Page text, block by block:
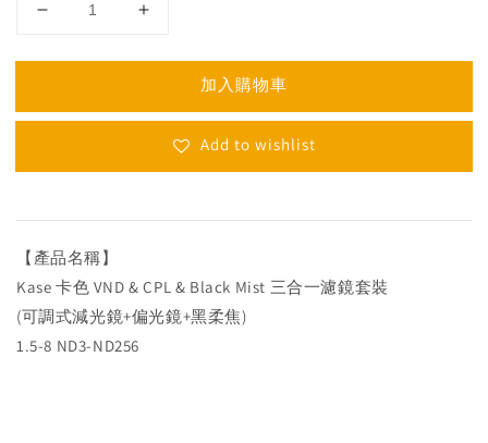
加入購物車
Add to wishlist
【產品名稱】
Kase 卡色 VND & CPL & Black Mist 三合一濾鏡套裝
(可調式減光鏡+偏光鏡+黑柔焦)
1.5-8 ND3-ND256